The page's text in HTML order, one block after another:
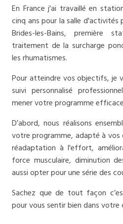
En France j'ai travaillé en
cinq ans pour la salle d'activités
Brides-les-Bains, première
traitement de la surcharge
les rhumatismes.
Pour atteindre vos objectifs, je
suivi personnalisé
mener votre programme
D’abord, nous réalisons
votre programme, adaptéà vos
réadaptation à l'effort,
force musculaire, diminution
aussi opter pour une série des
Sachez que de tout façon
pour vous sentir bien dans